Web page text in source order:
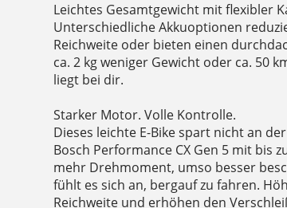
Leichtes Gesamtgewicht mit flexibler
Unterschiedliche Akkuoptionen
Reichweite oder bieten einen
ca. 2 kg weniger Gewicht oder ca. 50
liegt bei dir.
Starker Motor. Volle Kontrolle.
Dieses leichte E-Bike spart nicht an
Bosch Performance CX Gen 5 mit bis
mehr Drehmoment, umso besser
fühlt es sich an, bergauf zu fahren.
Reichweite und erhöhen den